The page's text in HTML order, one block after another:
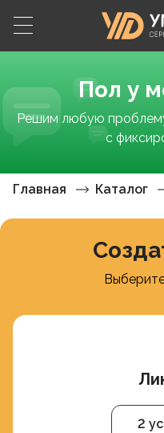
Пол у
Решим любую
с
Главная Каталог
2